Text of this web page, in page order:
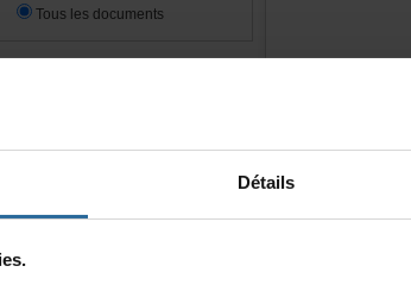
Détails
Touslesdocuments